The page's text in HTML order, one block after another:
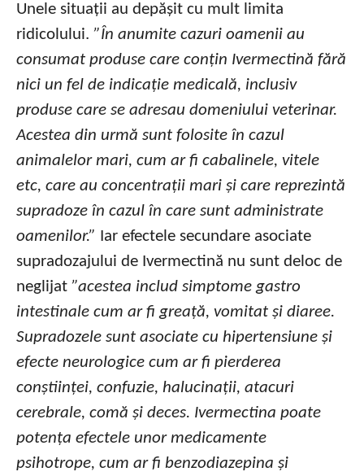
Unele situații au depășit cu mult limita
ridicolului. ”În anumite cazuri oamenii au
consumat produse care conțin Ivermectină fără
nici un fel de indicație medicală, inclusiv
produse care se adresau domeniului veterinar.
Acestea din urmă sunt folosite în cazul
animalelor mari, cum ar fi cabalinele, vitele
etc, care au concentrații mari și care reprezintă
supradoze în cazul în care sunt administrate
oamenilor.” Iar efectele secundare asociate
supradozajului de Ivermectină nu sunt deloc de
neglijat ”acestea includ simptome gastro
intestinale cum ar fi greață, vomitat și diaree.
Supradozele sunt asociate cu hipertensiune și
efecte neurologice cum ar fi pierderea
conștiinței, confuzie, halucinații, atacuri
cerebrale, comă și deces. Ivermectina poate
potența efectele unor medicamente
psihotrope, cum ar fi benzodiazepina și